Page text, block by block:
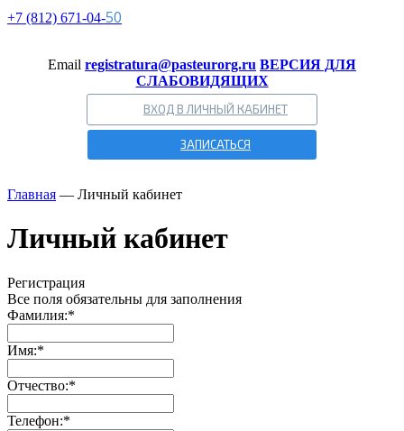
+7 (812) 671-04-50
Email registratura@pasteurorg.ru ВЕРСИЯ ДЛЯ
СЛАБОВИДЯЩИХ
ВХОД В ЛИЧНЫЙ КАБИНЕТ
ЗАПИСАТЬСЯ
Главная — Личный кабинет
Личный кабинет
Регистрация
Все поля обязательны для заполнения
Фамилия:*
Имя:*
Отчество:*
Телефон:*